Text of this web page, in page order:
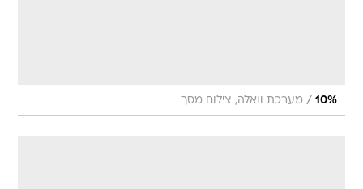
10%
/ מערכת וואלה, צילום מסך